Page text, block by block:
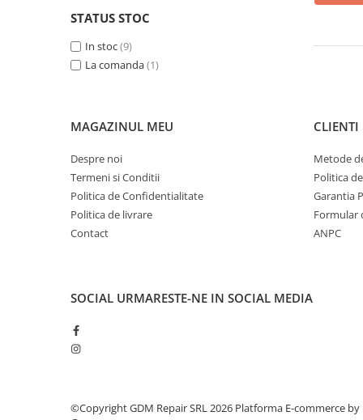
Despicatoare lemne
Foarfeci electrice & manuale
Mori & Batoze
Motoburghie
Motocultoare
Suflanta frunze
Piese aparat umplut carnati
Piese atomizoare
Piese compresor
STATUS STOC
In stoc(9)
La comanda(1)
MAGAZINUL MEU
Despre noi
Termeni si Conditii
Politica de Confidentialitate
Politica de livrare
Contact
CLIENTI
Metode
Politica
Garantia
Formular
ANPC
SOCIAL URMARESTE-NE IN SOCIAL MEDIA
©Copyright GDM Repair SRL 2026 Platforma E-commerce by